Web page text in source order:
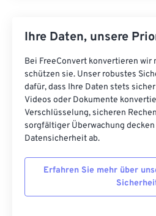
Ihre Daten, unsere
Bei FreeConvert konvertieren wir
schützen sie. Unser robustes
dafür, dass Ihre Daten stets
Videos oder Dokumente
Verschlüsselung, sicheren
sorgfältiger Überwachung
Datensicherheit ab.
Erfahren Sie mehr über